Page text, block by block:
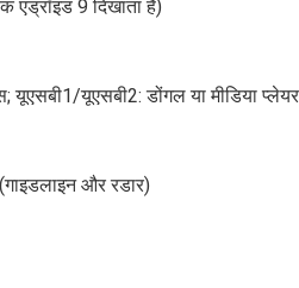
एंड्रॉइड 9 दिखाता है)
यूएसबी2: डोंगल या मीडिया
और रडार)